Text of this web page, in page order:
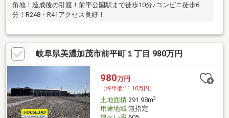
角地！造成後の引渡！前平公園駅まで徒歩10分♪コンビニ徒歩6
分！R248・R41アクセス良好！
岐阜県美濃加茂市前平町１丁目 980万円
980万円
（坪単価:11.10万円）
土地面積291.98m2
用途地域無指定